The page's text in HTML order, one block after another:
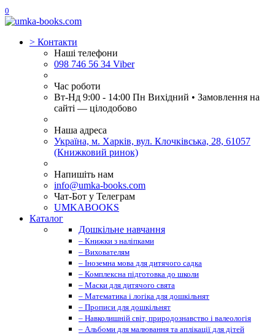
0
> Контакти
Наші телефони
098 746 56 34 Viber
Час роботи
Вт-Нд 9:00 - 14:00 Пн Вихідний • Замовлення на
сайті — цілодобово
Наша адреса
Україна, м. Харків, вул. Клочківська, 28, 61057
(Книжковий ринок)
Напишіть нам
info@umka-books.com
Чат-Бот у Телеграм
UMKABOOKS
Каталог
Дошкільне навчання
– Книжки з наліпками
– Вихователям
– Іноземна мова для дитячого садка
– Комплексна підготовка до школи
– Маски для дитячого свята
– Математика і логіка для дошкільнят
– Прописи для дошкільнят
– Навколишній світ, природознавство і валеологія
– Альбоми для малювання та аплікації для дітей